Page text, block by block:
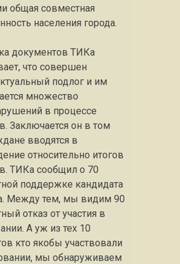
общая совместная
населения города.
документов ТИКа
что совершен
подлог и им
множество
в процессе
Заключается он в том
вводятся в
относительно итогов
ТИКа сообщил о 70
поддержке кандидата
Между тем, мы видим 90
отказ от участия в
А уж из тех 10
кто якобы участвовали
мы обнаруживаем